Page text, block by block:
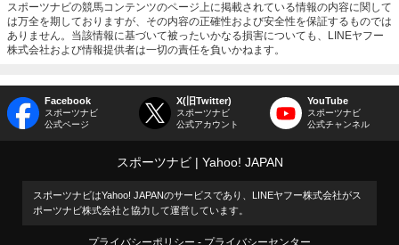
スポーツナビの競馬コンテンツのページ上に掲載されている情報の内容に関して
は万全を期しておりますが、その内容の正確性および安全性を保証するものでは
ありません。当該情報に基づいて被ったいかなる損害についても、LINEヤフー
株式会社および情報提供者は一切の責任を負いかねます。
Facebook
スポーツナビ
公式ページ
X(旧Twitter)
スポーツナビ
公式アカウント
YouTube
スポーツナビ
公式チャンネル
スポーツナビ Yahoo! JAPAN
スポーツナビはYahoo! JAPANのサービスであり、LINEヤフー株式会社がス
ポーツナビ株式会社と協力して運営しています。
プライバシーポリシー プライバシーセンター